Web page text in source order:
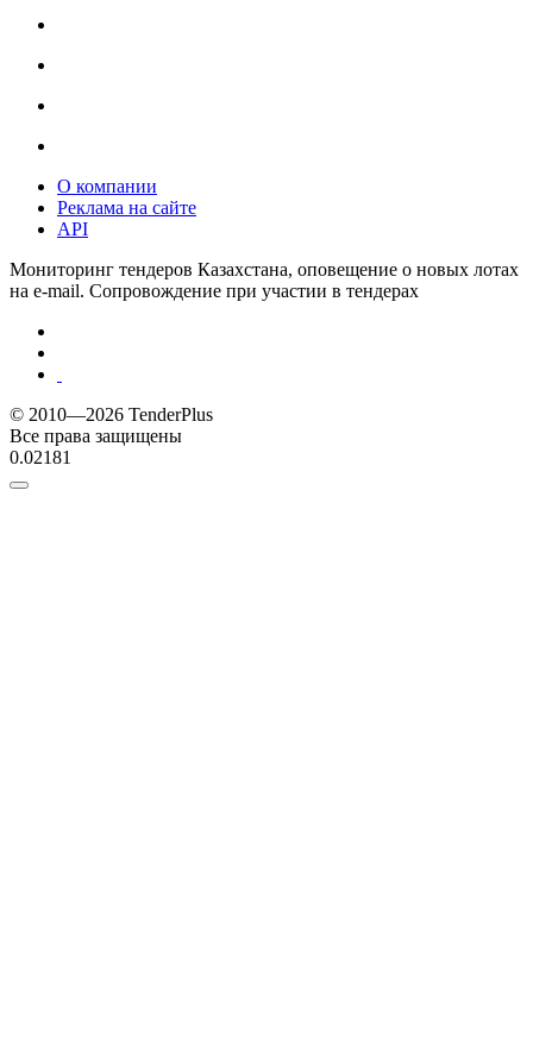
О компании
Реклама на сайте
API
Мониторинг тендеров Казахстана, оповещение о новых лотах
на e-mail. Сопровождение при участии в тендерах
© 2010—2026 TenderPlus
Все права защищены
0.02181